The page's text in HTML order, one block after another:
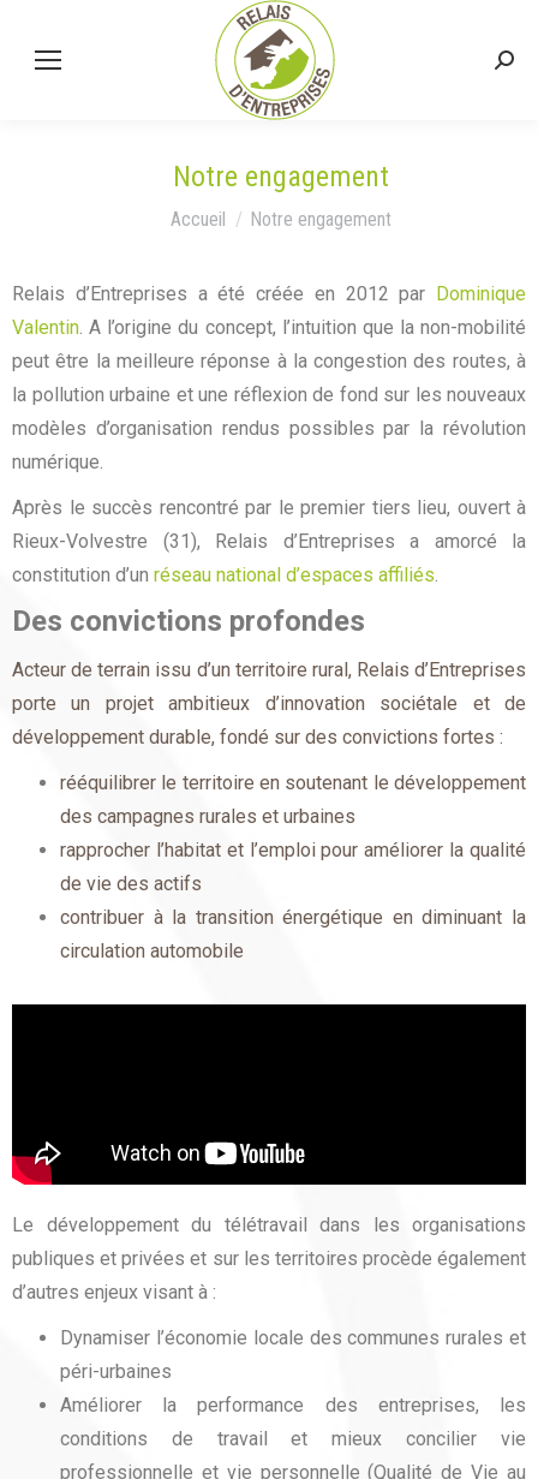
Notre engagement
Vous êtes ici :
Accueil Notre engagement
Relais d’Entreprises a été créée en 2012 par Dominique
Valentin. A l’origine du concept, l’intuition que la non-mobilité
peut être la meilleure réponse à la congestion des routes, à
la pollution urbaine et une réflexion de fond sur les nouveaux
modèles d’organisation rendus possibles par la révolution
numérique.
Après le succès rencontré par le premier tiers lieu, ouvert à
Rieux-Volvestre (31), Relais d’Entreprises a amorcé la
constitution d’un réseau national d’espaces affiliés.
Des convictions profondes
Acteur de terrain issu d’un territoire rural, Relais d’Entreprises
porte un projet ambitieux d’innovation sociétale et de
développement durable, fondé sur des convictions fortes :
rééquilibrer le territoire en soutenant le développement
des campagnes rurales et urbaines
rapprocher l’habitat et l’emploi pour améliorer la qualité
de vie des actifs
contribuer à la transition énergétique en diminuant la
circulation automobile
Le développement du télétravail dans les organisations
publiques et privées et sur les territoires procède également
d’autres enjeux visant à :
Dynamiser l’économie locale des communes rurales et
péri-urbaines
Améliorer la performance des entreprises, les
conditions de travail et mieux concilier vie
professionnelle et vie personnelle (Qualité de Vie au